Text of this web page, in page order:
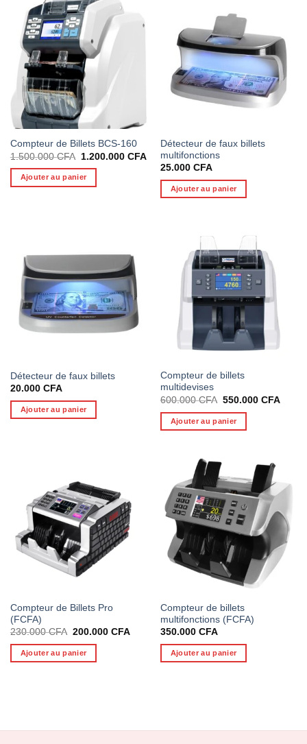
Compteur de Billets BCS-160
1.500.000CFA
Le
initial
était :
1.200.000 CFALe
prix
actuel
est :
1.200.000 CFA.
Ajouter au panier
Détecteur de faux billets
multifonctions
25.000 CFA
Ajouter au panier
Détecteur de faux billets
20.000 CFA
Ajouter au panier
Compteur de billets
multidevises
600.000CFA Le
initial
était :
550.000 CFALe
Ajouter au panier
Compteur de Billets Pro
(FCFA)
230.000CFA Le
initial
était :
200.000 CFALe
Ajouter au panier
Compteur de billets
multifonctions (FCFA)
350.000 CFA
Ajouter au panier